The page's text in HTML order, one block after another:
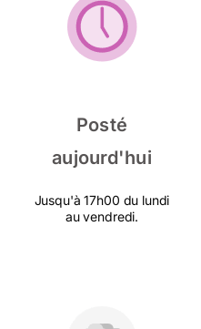
Posté
aujourd'hui
Jusqu'à 17h00 du lundi
au vendredi.